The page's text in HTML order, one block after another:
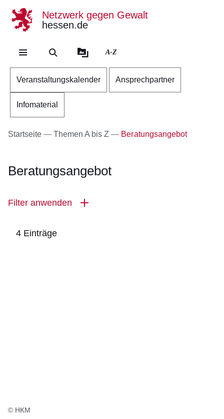
Netzwerk gegen Gewalt
hessen.de
A-Z
Veranstaltungskalender Ansprechpartner
Infomaterial
Startseite Themen A bis Z Beratungsangebot
Beratungsangebot
Filter anwenden
4 Einträge
© HKM